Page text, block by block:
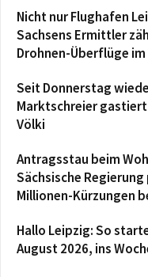
Nicht nur Flughafen
Sachsens Ermittler
Drohnen-Überflüge
Seit Donnerstag
Marktschreier
Völki
Antragsstau beim
Sächsische
Millionen-Kürzungen
Hallo Leipzig: So
August 2026, ins